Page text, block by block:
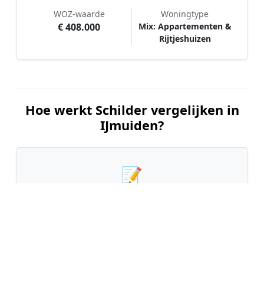
WOZ-waarde
€ 408.000
Woningtype
Mix: Appartementen &
Rijtjeshuizen
Hoe werkt Schilder vergelijken in
IJmuiden?
📝